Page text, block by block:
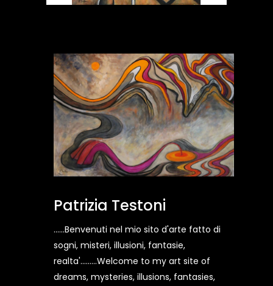
Patrizia Testoni
......Benvenuti nel mio sito d'arte fatto di
sogni, misteri, illusioni, fantasie,
realta'.........Welcome to my art site of
dreams, mysteries, illusions, fantasies,